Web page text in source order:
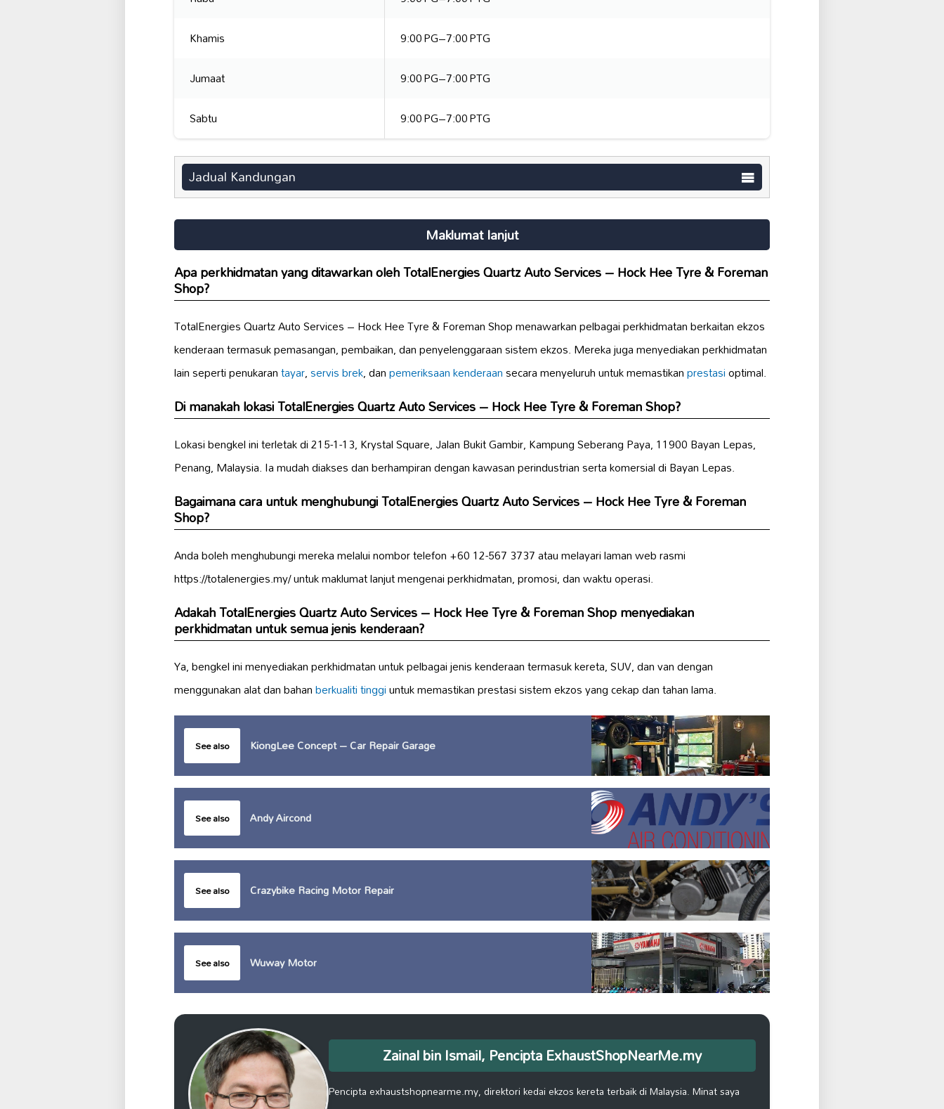
Khamis
9:00 PG–7:00 PTG
Jumaat
9:00 PG–7:00 PTG
Sabtu
9:00 PG–7:00 PTG
Jadual Kandungan
Maklumat lanjut
Apa perkhidmatan yang ditawarkan oleh TotalEnergies Quartz Auto Services – Hock Hee Tyre & Foreman
Shop?
TotalEnergies Quartz Auto Services – Hock Hee Tyre & Foreman Shop menawarkan pelbagai perkhidmatan berkaitan ekzos
kenderaan termasuk pemasangan, pembaikan, dan penyelenggaraan sistem ekzos. Mereka juga menyediakan perkhidmatan
lain seperti penukarantayar,servis brek, danpemeriksaan kenderaansecara menyeluruh untuk memastikanprestasioptimal.
Di manakah lokasi TotalEnergies Quartz Auto Services – Hock Hee Tyre & Foreman Shop?
Lokasi bengkel ini terletak di 215-1-13, Krystal Square, Jalan Bukit Gambir, Kampung Seberang Paya, 11900 Bayan Lepas,
Penang, Malaysia. Ia mudah diakses dan berhampiran dengan kawasan perindustrian serta komersial di Bayan Lepas.
Bagaimana cara untuk menghubungi TotalEnergies Quartz Auto Services – Hock Hee Tyre & Foreman
Shop?
Anda boleh menghubungi mereka melalui nombor telefon +60 12-567 3737 atau melayari laman web rasmi
https://totalenergies.my/ untuk maklumat lanjut mengenai perkhidmatan, promosi, dan waktu operasi.
Adakah TotalEnergies Quartz Auto Services – Hock Hee Tyre & Foreman Shop menyediakan
perkhidmatan untuk semua jenis kenderaan?
Ya, bengkel ini menyediakan perkhidmatan untuk pelbagai jenis kenderaan termasuk kereta, SUV, dan van dengan
menggunakan alat dan bahanberkualiti tinggiuntuk memastikan prestasi sistem ekzos yang cekap dan tahan lama.
See also KiongLee Concept – Car Repair Garage
See also Andy Aircond
See also Crazybike Racing Motor Repair
See also Wuway Motor
Zainal bin Ismail, Pencipta ExhaustShopNearMe.my
Pencipta exhaustshopnearme.my, direktori kedai ekzos kereta terbaik di Malaysia. Minat saya